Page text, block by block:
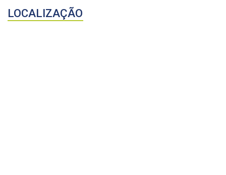
LOCALIZAÇÃO